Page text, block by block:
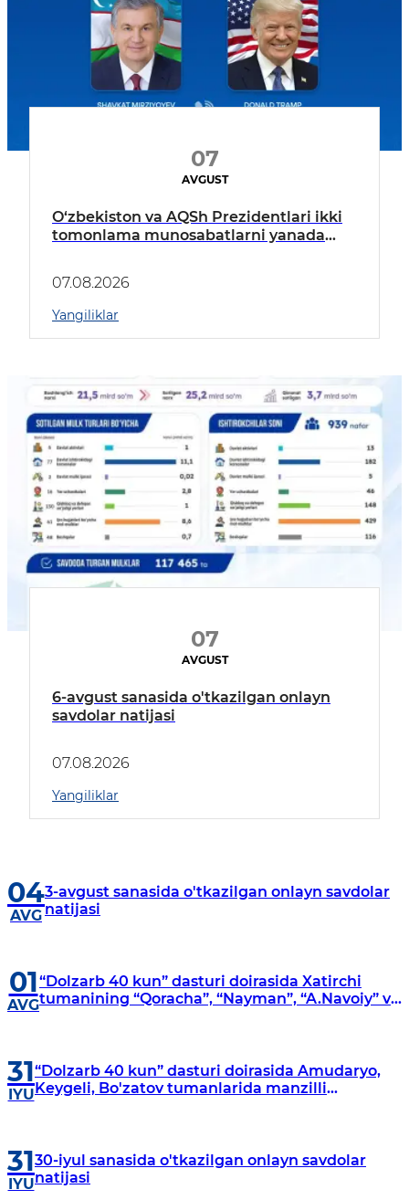
07
AVGUST
O‘zbekiston va AQSh Prezidentlari ikki
tomonlama munosabatlarni yanada
07.08.2026
Yangiliklar
07
AVGUST
6-avgust sanasida o'tkazilgan onlayn
savdolar natijasi
07.08.2026
Yangiliklar
04
AVG
3-avgust sanasida o'tkazilgan onlayn savdolar
natijasi
01
AVG
“Dolzarb 40 kun” dasturi doirasida Xatirchi
tumanining “Qoracha”, “Nayman”, “A.Navoiy” va
31
IYU
“Dolzarb 40 kun” dasturi doirasida Amudaryo,
Keygeli, Bo'zatov tumanlarida manzilli
31
IYU
30-iyul sanasida o'tkazilgan onlayn savdolar
natijasi